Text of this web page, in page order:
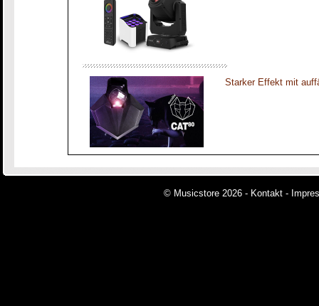
Starker Effekt mit
© Musicstore 2026 - Kontakt -